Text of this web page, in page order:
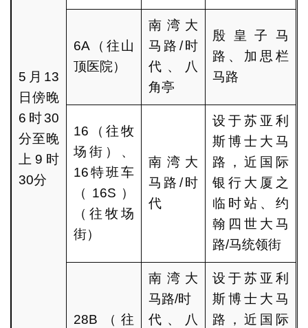
5月13
日傍晚
6时30
分至晚
上9时
30分
6A（往山
顶医院）
南湾大
马路/时
代、八
角亭
殷皇子马
路、加思栏
马路
16（往牧
场街）、
16特班车
（16S）
（往牧场
街）
南湾大
马路/时
代
设于苏亚利
斯博士大马
路，近国际
银行大厦之
临时站、约
翰四世大马
路/马统领街
28B（往
南湾大
马路/时
代、八
设于苏亚利
斯博士大马
路，近国际